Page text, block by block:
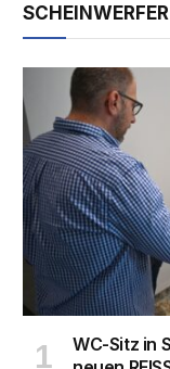
SCHEINWERFER
WC-Sitz in